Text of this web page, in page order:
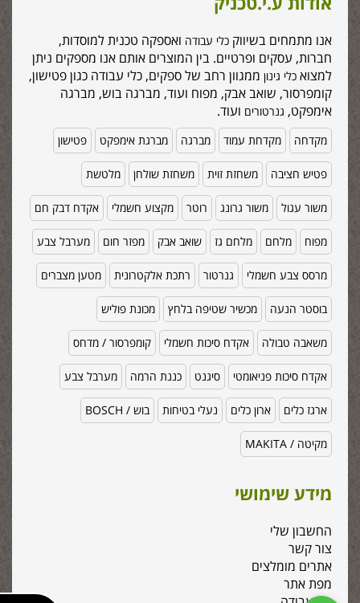
אנו מתמחים בשיווק כלי עבודה ואספקה טכנית למוסדות,
חברות, עסקים ופרטיים. בין המוצרים אותם אנו מספקים ניתן
למצוא כלי גינון ממגוון רחב של ספקים, כלי עבודה כגון פטישון,
קומפרסור, שואב אבק, מפוח ועוד, מברגה בוש, מברגה
אימפקט, גנרטורים ועוד.
מקדחה מקדחת עמוד מברגה מברגת אימפקט פטישון
פטיש חציבה משחזת זוית משחזת שולחן מלטשת
משור עגול משור גרונג רוטר מקצוע חשמלי אקדח דבק חם
מפוח מלחם מלחם גז שואב אבק מפזר חום מערבל צבע
מרסס צבע חשמלי גנרטור רתכת אלקטרונית מטען מצברים
בוסטר הנעה מכשיר שטיפה בלחץ מכונת פוליש
משאבה טבולה אקדח סיכות חשמלי קומפרסור / מדחס
אקדח סיכות פניאומטי סיגנט כננת הרמה מערבל צבע
ארגז כלים ארון כלים נעלי בטיחות בוש / BOSCH
מקיטה / MAKITA
מידע שימושי
החשבון שלי
צור קשר
אתרים מומלצים
מפת אתר